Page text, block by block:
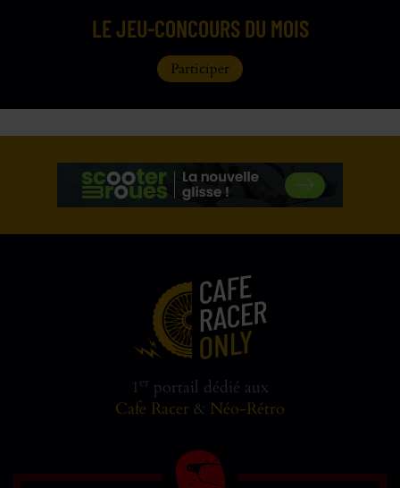
LE JEU-CONCOURS DU MOIS
Participer
1 er portail dédié aux
Cafe Racer & Néo-Rétro